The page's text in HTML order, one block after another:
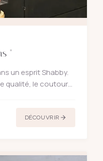
"
un esprit Shabby.
qualité, le coutour
DÉCOUVRIR